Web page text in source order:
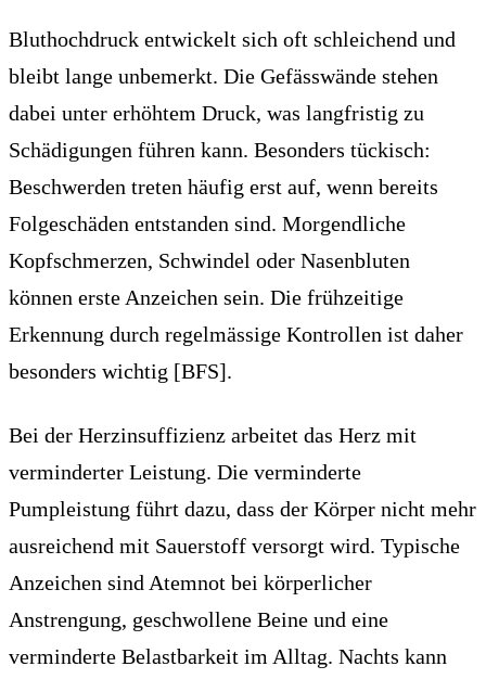
Bluthochdruck entwickelt sich oft schleichend und
bleibt lange unbemerkt. Die Gefässwände stehen
dabei unter erhöhtem Druck, was langfristig zu
Schädigungen führen kann. Besonders tückisch:
Beschwerden treten häufig erst auf, wenn bereits
Folgeschäden entstanden sind. Morgendliche
Kopfschmerzen, Schwindel oder Nasenbluten
können erste Anzeichen sein. Die frühzeitige
Erkennung durch regelmässige Kontrollen ist daher
besonders wichtig [BFS].
Bei der Herzinsuffizienz arbeitet das Herz mit
verminderter Leistung. Die verminderte
Pumpleistung führt dazu, dass der Körper nicht mehr
ausreichend mit Sauerstoff versorgt wird. Typische
Anzeichen sind Atemnot bei körperlicher
Anstrengung, geschwollene Beine und eine
verminderte Belastbarkeit im Alltag. Nachts kann